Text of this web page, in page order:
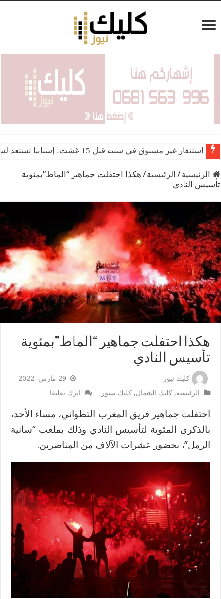
استنفار غير مسبوق في سبتة قبل 15 غشت: إسبانيا تستعد لسيناريو هجرة جماعية جديد
إسبانيا توضح بشأن التسوية الجماعية لوافدي العبور إلى
الرئيسية / الرئيسية / هكذا احتفلت جماهير “الماط”بمئوية
تأسيس النادي
هكذا احتفلت جماهير “الماط”بمئوية
تأسيس النادي
كليك نيوز
29 مارس، 2022
الرئيسية,كليك الشمال,كليك سبور اترك تعليقا
احتفلت جماهير فريق المغرب التطواني، مساء الأحد،
بالذكرى المئوية لتأسيس النادي وذلك بملعب “سانية
الرمل”، بحضور عشرات الآلاف من المناصرين.